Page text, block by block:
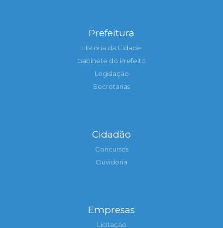
Prefeitura
História da Cidade
Gabinete do Prefeito
Legislação
Secretarias
Cidadão
Concursos
Ouvidoria
Empresas
Licitação